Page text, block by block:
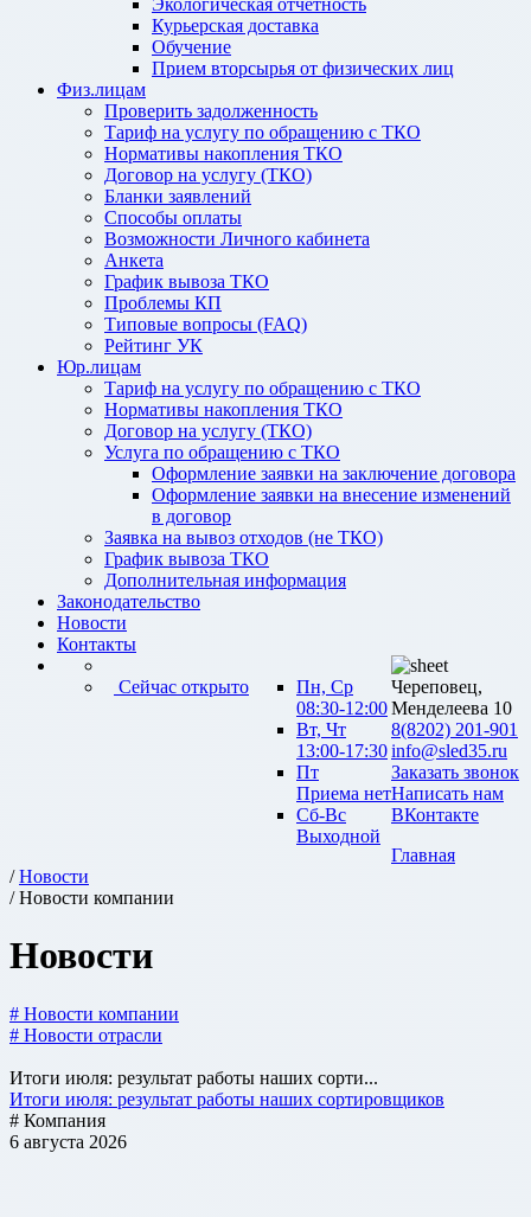
Экологическая отчетность
Курьерская доставка
Обучение
Прием вторсырья от физических лиц
Физ.лицам
Проверить задолженность
Тариф на услугу по обращению с ТКО
Нормативы накопления ТКО
Договор на услугу (ТКО)
Бланки заявлений
Способы оплаты
Возможности Личного кабинета
Анкета
График вывоза ТКО
Проблемы КП
Типовые вопросы (FAQ)
Рейтинг УК
Юр.лицам
Тариф на услугу по обращению с ТКО
Нормативы накопления ТКО
Договор на услугу (ТКО)
Услуга по обращению с ТКО
Оформление заявки на заключение договора
Оформление заявки на внесение изменений
в договор
Заявка на вывоз отходов (не ТКО)
График вывоза ТКО
Дополнительная информация
Законодательство
Новости
Контакты
Сейчас открыто
Пн, Ср
08:30-12:00
Вт, Чт
13:00-17:30
Пт
Приема нет
Сб-Вс
Выходной
Череповец,
Менделеева 10
8(8202) 201-901
info@sled35.ru
Заказать звонок
Написать нам
ВКонтакте
Главная
/Новости
/ Новости компании
Новости
# Новости компании
# Новости отрасли
Итоги июля: результат работы наших сорти...
Итоги июля: результат работы наших сортировщиков
# Компания
6 августа 2026